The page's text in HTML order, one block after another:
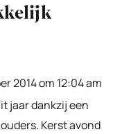
2014 om 12:04 am
jaar dankzij een
Kerst avond